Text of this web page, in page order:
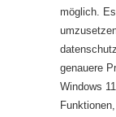
möglich.
genauere
Windows